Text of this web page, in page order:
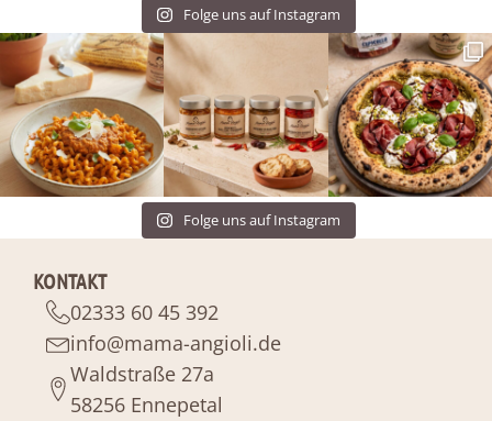
Folge uns auf Instagram
Folge uns auf Instagram
KONTAKT
02333 60 45 392
info@mama-angioli.de
Waldstraße 27a
58256 Ennepetal